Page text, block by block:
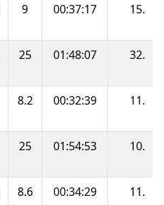
9 00:37:17 15.
25 01:48:07 32.
8.2 00:32:39 11.
25 01:54:53 10.
8.6 00:34:29 11.